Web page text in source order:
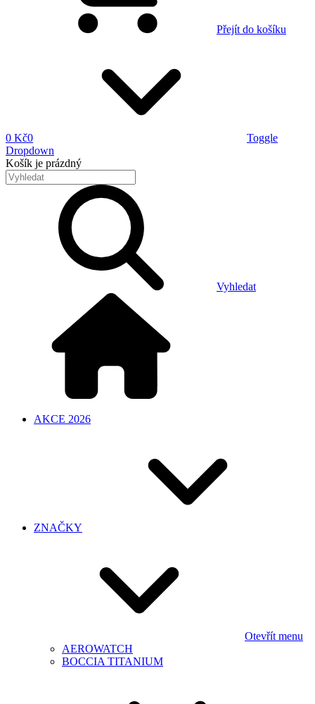
Přejít do košíku
0 Kč0
Toggle
Dropdown
Košík je prázdný
Vyhledat
AKCE 2026
ZNAČKY
Otevřít menu
AEROWATCH
BOCCIA TITANIUM